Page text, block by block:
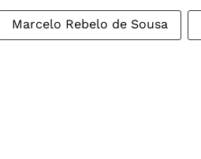
Marcelo Rebelo de Sousa